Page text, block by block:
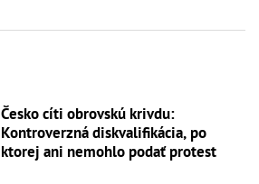
Česko cíti obrovskú krivdu:
Kontroverzná diskvalifikácia, po
ktorej ani nemohlo podať protest